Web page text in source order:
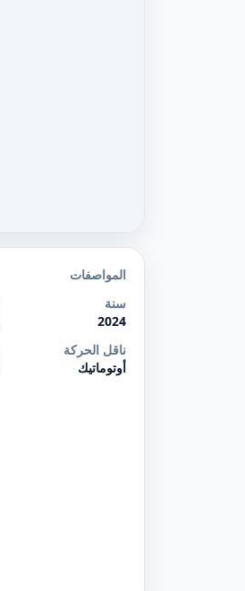
المواصفات
سنة
2024
ناقل الحركة
أوتوماتيك